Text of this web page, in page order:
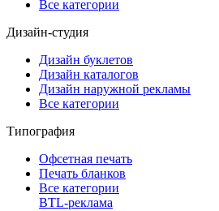
Все категории
Дизайн-студия
Дизайн буклетов
Дизайн каталогов
Дизайн наружной рекламы
Все категории
Типография
Офсетная печать
Печать бланков
Все категории
BTL-реклама